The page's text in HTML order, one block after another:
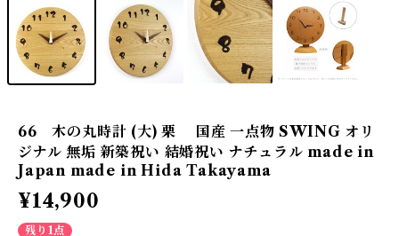
66 木の丸時計 (大) 栗 国産 一点物 SWING オリ
ジナル 無垢 新築祝い 結婚祝い ナチュラル made in
Japan made in Hida Takayama
¥14,900
残り1点